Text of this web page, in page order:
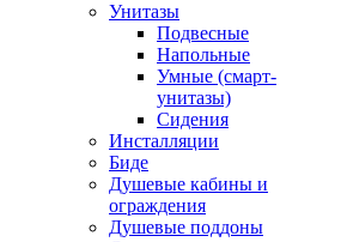
Унитазы
Подвесные
Напольные
Умные (смарт-
унитазы)
Сидения
Инсталляции
Биде
Душевые кабины и
ограждения
Душевые поддоны